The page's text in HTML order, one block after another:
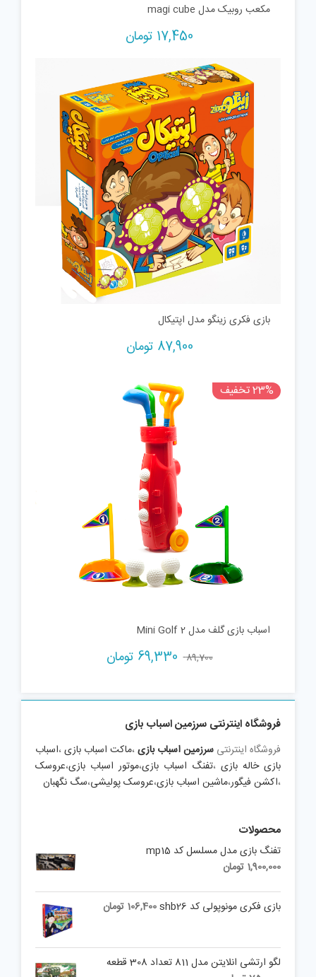
مکعب روبیک مدل magi cube
17,450 تومان
بازی فکری زینگو مدل اپتیکال
87,900 تومان
23% تخفیف
اسباب بازی گلف مدل Mini Golf 2
89,700
Original
89,700 تومان.
69,330 تومان
69,330 تومان.
فروشگاه اینترنتی سرزمین اسباب بازی
فروشگاه اینترنتی سرزمین اسباب بازی،ماکت اسباب بازی،اسباب
بازی خاله بازی ،تفنگ اسباب بازی،موتور اسباب بازی،عروسک
،اکشن فیگور،ماشین اسباب بازی،عروسک پولیشی،سگ نگهبان
محصولات
تفنگ بازی مدل مسلسل کد mp15
1,900,000 تومان
بازی فکری مونوپولی کد shb26 106,400 تومان
لگو ارتشی انلایتن مدل 811 تعداد 308 قطعه